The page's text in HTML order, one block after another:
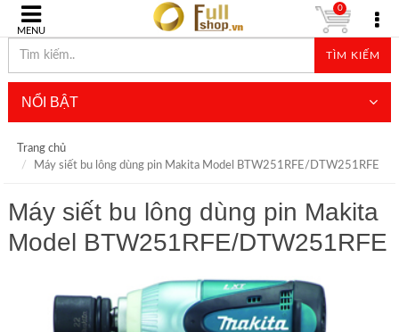
MENU
TÌM KIẾM
0
NỔI BẬT
Trang chủ
Máy siết bu lông dùng pin Makita Model BTW251RFE/DTW251RFE
Máy siết bu lông dùng pin Makita
Model BTW251RFE/DTW251RFE